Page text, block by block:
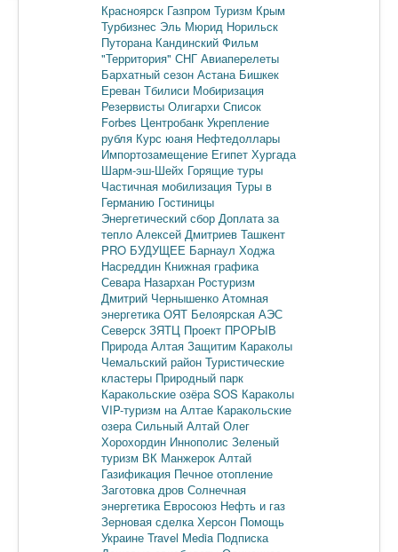
Красноярск Газпром Туризм Крым
Турбизнес Эль Мюрид Норильск
Путорана Кандинский Фильм
"Территория" СНГ Авиаперелеты
Бархатный сезон Астана Бишкек
Ереван Тбилиси Мобиризация
Резервисты Олигархи Список
Forbes Центробанк Укрепление
рубля Курс юаня Нефтедоллары
Импортозамещение Египет Хургада
Шарм-эш-Шейх Горящие туры
Частичная мобилизация Туры в
Германию Гостиницы
Энергетический сбор Доплата за
тепло Алексей Дмитриев Ташкент
PRO БУДУЩЕЕ Барнаул Ходжа
Насреддин Книжная графика
Севара Назархан Ростуризм
Дмитрий Чернышенко Атомная
энергетика ОЯТ Белоярская АЭС
Северск ЗЯТЦ Проект ПРОРЫВ
Природа Алтая Защитим Караколы
Чемальский район Туристические
кластеры Природный парк
Каракольские озёра SOS Караколы
VIP-туризм на Алтае Каракольские
озера Сильный Алтай Олег
Хорохордин Иннополис Зеленый
туризм ВК Манжерок Алтай
Газификация Печное отопление
Заготовка дров Солнечная
энергетика Евросоюз Нефть и газ
Зерновая сделка Херсон Помощь
Украине Travel Media Подписка